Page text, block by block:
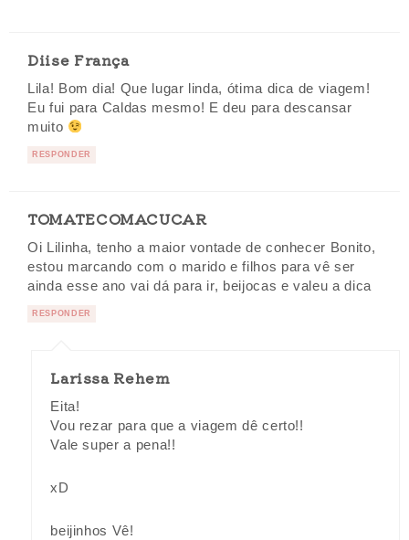
Diise França
Lila! Bom dia! Que lugar linda, ótima dica de viagem!
Eu fui para Caldas mesmo! E deu para descansar
muito
RESPONDER
TOMATECOMACUCAR
Oi Lilinha, tenho a maior vontade de conhecer Bonito,
estou marcando com o marido e filhos para vê ser
ainda esse ano vai dá para ir, beijocas e valeu a dica
RESPONDER
Larissa Rehem
Eita!
Vou rezar para que a viagem dê certo!!
Vale super a pena!!
xD
beijinhos Vê!